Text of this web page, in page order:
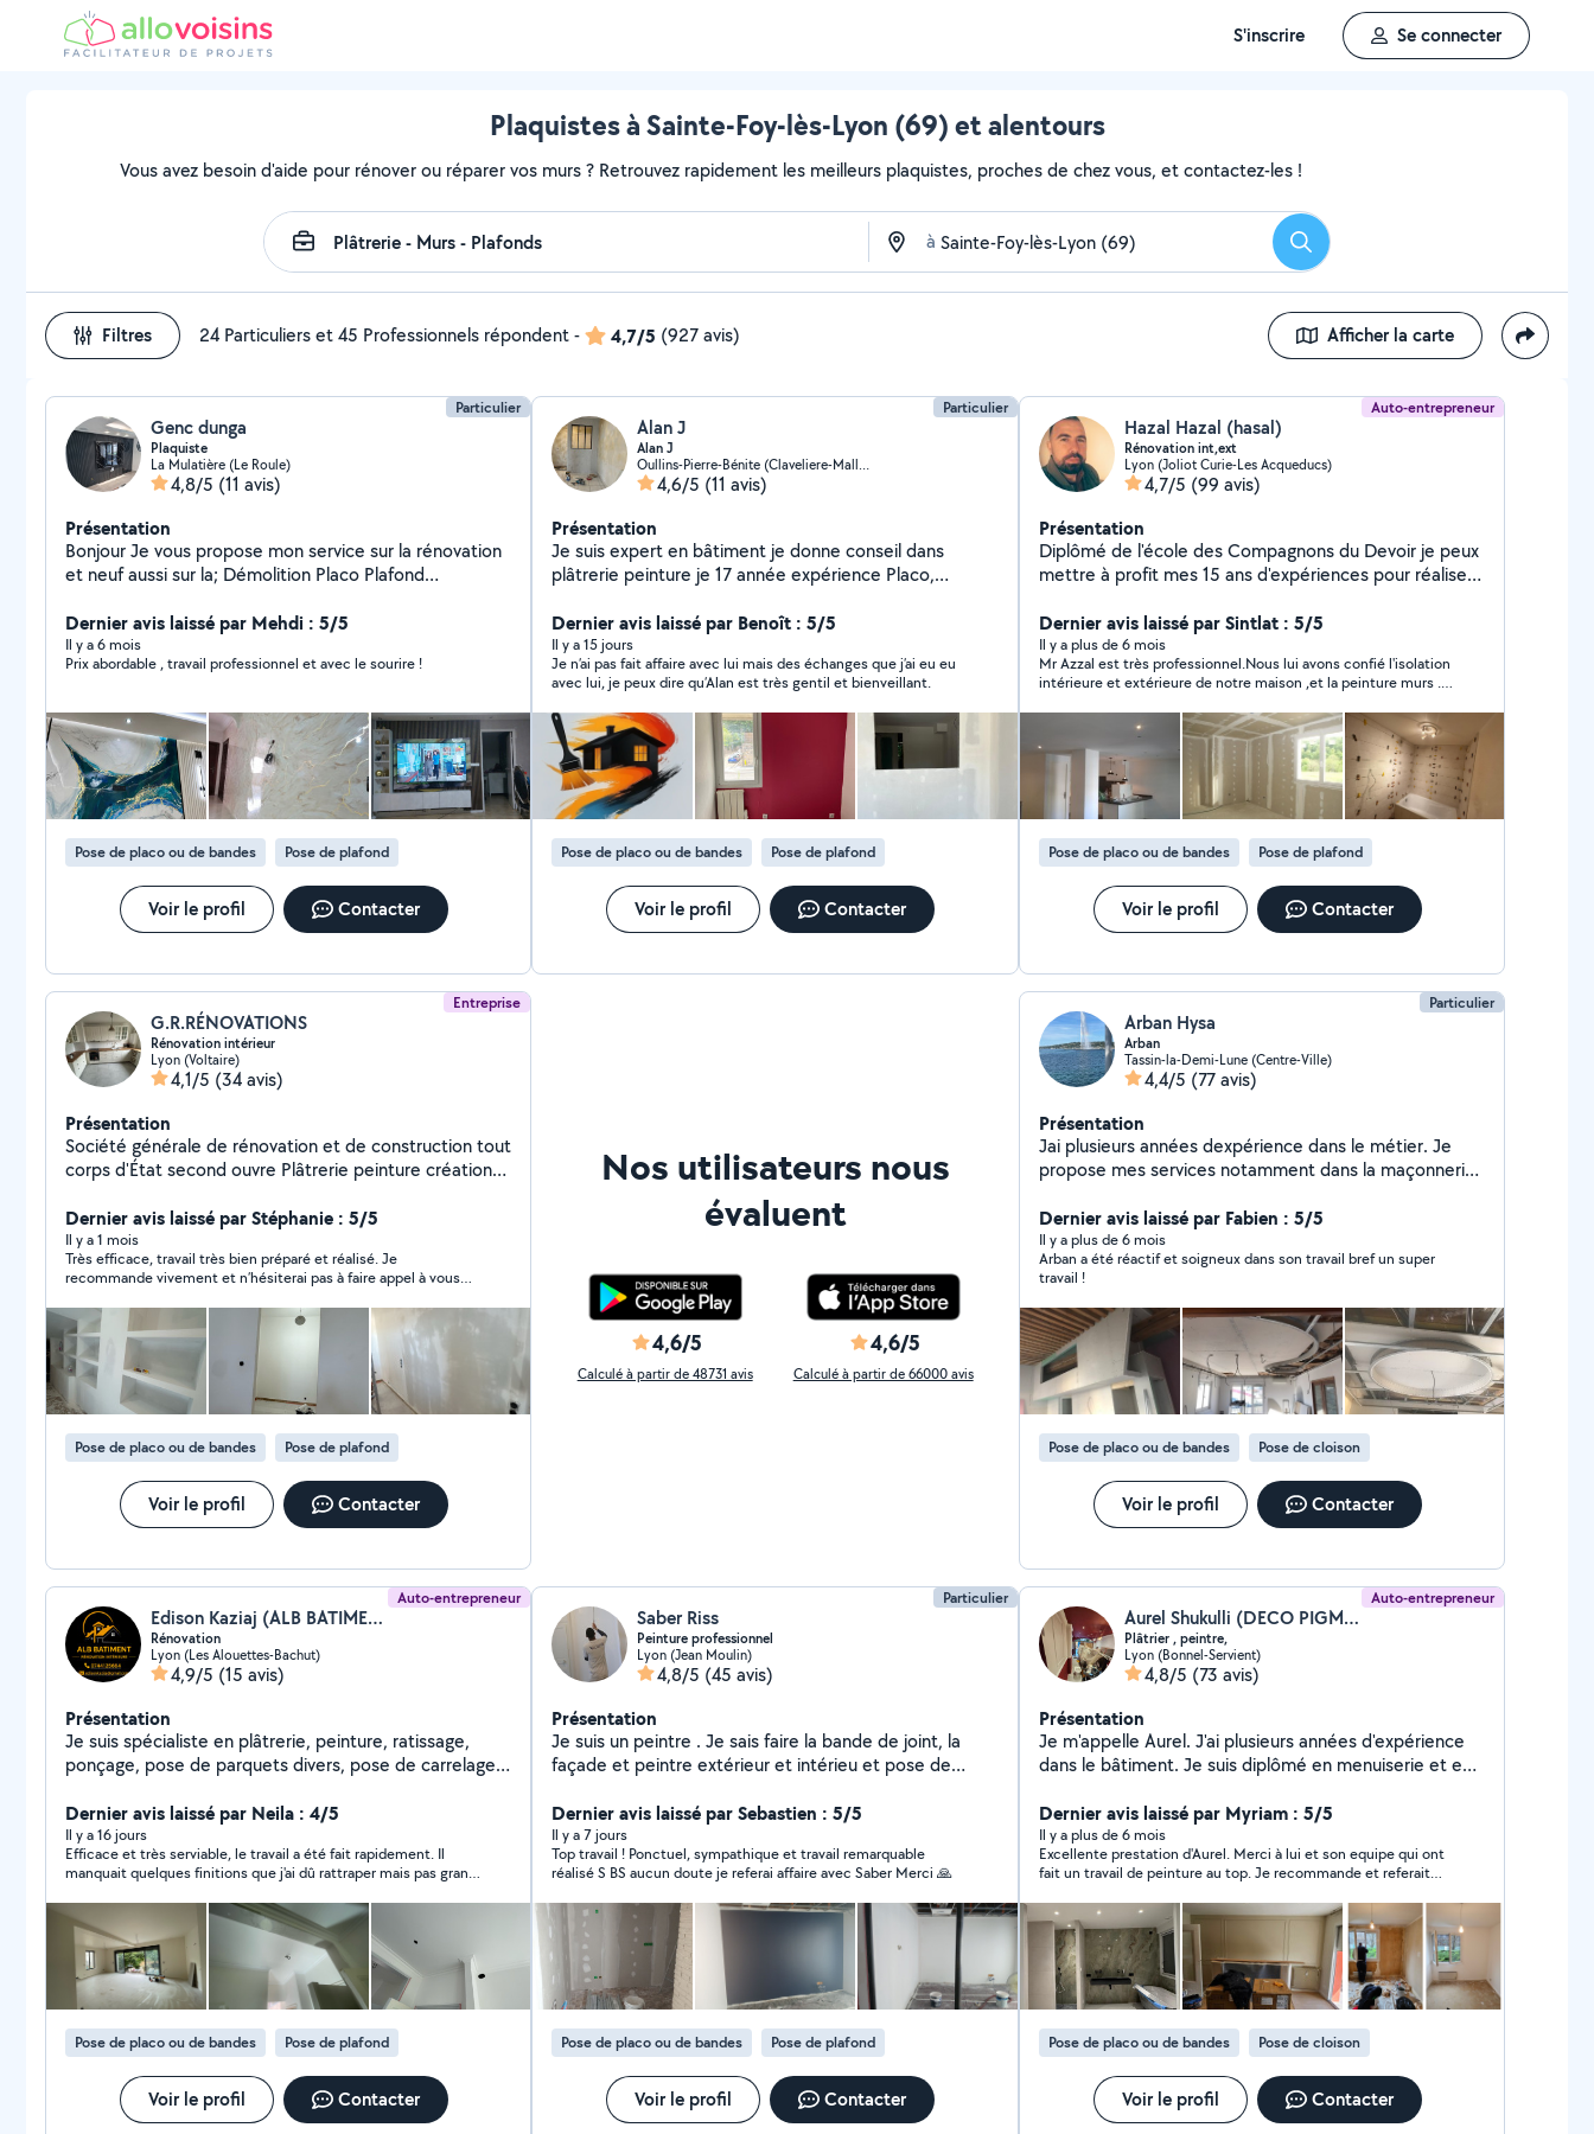
S'inscrire Se connecter
Plaquistes à Sainte-Foy-lès-Lyon (69) et alentours
Vous avez besoin d'aide pour rénover ou réparer vos murs ? Retrouvez rapidement les meilleurs plaquistes, proches de chez vous, et contactez-les !
à Rechercher
Filtres 24 Particuliers et 45 Professionnels répondent- 4,7/5 (927 avis) Afficher la carte
Particulier
Genc dunga
Plaquiste
La Mulatière (Le Roule)
4,8/5 (11 avis)
Présentation
Bonjour Je vous propose mon service sur la rénovation
et neuf aussi sur la; Démolition Placo Plafond
Dernier avis laissé par Mehdi : 5/5
Il y a 6 mois
Prix abordable , travail professionnel et avec le sourire !
Pose de placo ou de bandes Pose de plafond
Voir le profil Contacter
Particulier
Alan J
Alan J
Oullins-Pierre-Bénite (Claveliere-Malletiere)
4,6/5 (11 avis)
Présentation
Je suis expert en bâtiment je donne conseil dans
plâtrerie peinture je 17 année expérience Placo,
papier peintre plafond démontable démolition plafond
placo décoration ratissage (enduit en mur)ponçage
isolation devis sur place gratuitement.
Dernier avis laissé par Benoît : 5/5
Il y a 15 jours
Je n’ai pas fait affaire avec lui mais des échanges que j’ai eu eu
avec lui, je peux dire qu’Alan est très gentil et bienveillant.
Pose de placo ou de bandes Pose de plafond
Voir le profil Contacter
Auto-entrepreneur
Hazal Hazal (hasal)
Rénovation int,ext
Lyon (Joliot Curie-Les Acqueducs)
4,7/5 (99 avis)
Présentation
Diplômé de l'école des Compagnons du Devoir je peux
mettre à profit mes 15 ans d'expériences pour réaliser
intérieure et extérieure. N'hésitez pas à me contacter
pour toute vos renovations email ou mon tel
Dernier avis laissé par Sintlat : 5/5
Il y a plus de 6 mois
Mr Azzal est très professionnel.Nous lui avons confié l'isolation
intérieure et extérieure de notre maison ,et la peinture murs . Il
d'isolation et de peinture et de placo domaine où on l'a fait
intervenir .il est performant et a un grand panel de savoirs-
faires .Il nous a conseillé sur l'isolation intérieure et a fait le job,
notre intérieur et nous en sommes très contents du résultat
ultat, comme pour celui de l'isolation extérieure .Les peintures
sont impeccables et la propreté du chantier aussi. Notre
chantier a été fini cette semaine ,et nous en sommes très
contents .Mr Azzal est de très bons conseils. Vous pouvez lui
faire confiance pour vos travaux .en plus il est bienveillant et
très compréhensif.Personne très pro.
Pose de placo ou de bandes Pose de plafond
Voir le profil Contacter
Entreprise
G.R.RÉNOVATIONS
Rénovation intérieur
Lyon (Voltaire)
4,1/5 (34 avis)
Présentation
Société générale de rénovation et de construction tout
corps d'État second ouvre Plâtrerie peinture création
isolation décoration intérieur pose de porte pose de
parquet pose de cuisine construction de mezzanine sur
mesure en acier construction des escaliers sur mesure
en acier et bois construction de verrière sur mesure en
acier réalisation de électricité réalisation de plomberie
revêtement de sol et mur carrelage création de salle
de bain pose dalle pvc pose de parquet décoration
intérieure plan en 3D nettoyage fin chantier travail
soigné équipé professionnel avec outils professionnel
Dernier avis laissé par Stéphanie : 5/5
Il y a 1 mois
Très efficace, travail très bien préparé et réalisé. Je
recommande vivement et n’hésiterai pas à faire appel à vous
Pose de placo ou de bandes Pose de plafond
Voir le profil Contacter
Nos utilisateurs nous
évaluent
4,6/5
Calculé à partir de 48731 avis
4,6/5
Calculé à partir de 66000 avis
Particulier
Arban Hysa
Arban
Tassin-la-Demi-Lune (Centre-Ville)
4,4/5 (77 avis)
Présentation
Jai plusieurs années dexpérience dans le métier. Je
propose mes services notamment dans la maçonnerie,
de placo, etc.
Dernier avis laissé par Fabien : 5/5
Il y a plus de 6 mois
Arban a été réactif et soigneux dans son travail bref un super
travail !
Pose de placo ou de bandes Pose de cloison
Voir le profil Contacter
Auto-entrepreneur
Edison Kaziaj (ALB BATIMENT)
Rénovation
Lyon (Les Alouettes-Bachut)
4,9/5 (15 avis)
Présentation
Je suis spécialiste en plâtrerie, peinture, ratissage,
ponçage, pose de parquets divers, pose de carrelage,
cuisines. Fort de 10 ans d'expérience dans ce domaine,
je garantis un travail de qualité.
Dernier avis laissé par Neila : 4/5
Il y a 16 jours
Efficace et très serviable, le travail a été fait rapidement. Il
manquait quelques finitions que j'ai dû rattraper mais pas grand
Pose de placo ou de bandes Pose de plafond
Voir le profil Contacter
Particulier
Saber Riss
Peinture professionnel
Lyon (Jean Moulin)
4,8/5 (45 avis)
Présentation
Je suis un peintre . Je sais faire la bande de joint, la
façade et peintre extérieur et intérieu et pose de
Dernier avis laissé par Sebastien : 5/5
Il y a 7 jours
Top travail ! Ponctuel, sympathique et travail remarquable
réalisé S BS aucun doute je referai affaire avec Saber Merci 🙏
Pose de placo ou de bandes Pose de plafond
Voir le profil Contacter
Auto-entrepreneur
Aurel Shukulli (DECO PIGMENT LYON)
Plâtrier , peintre,
Lyon (Bonnel-Servient)
4,8/5 (73 avis)
Présentation
Je m'appelle Aurel. J'ai plusieurs années d'expérience
dans le bâtiment. Je suis diplômé en menuiserie et en
s'étend à une gamme variée de travaux de bricolage,
incluant le ponçage des murs, la peinture, le ratissage
et la bande à joint. Je reste à votre disposition.
N'hésitez pas à me contacter! Je me déplace
gratuitement pour voir les travaux et faire le devis Au
plaisir de travailler avec vous Bien cordialement Aurel
Dernier avis laissé par Myriam : 5/5
Il y a plus de 6 mois
Excellente prestation d'Aurel. Merci à lui et son equipe qui ont
fait un travail de peinture au top. Je recommande et referait
Pose de placo ou de bandes Pose de cloison
Voir le profil Contacter